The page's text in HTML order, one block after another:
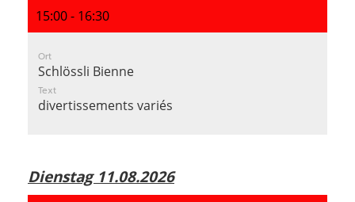
15:00 - 16:30
Ort
Schlössli Bienne
Text
divertissements variés
Dienstag 11.08.2026